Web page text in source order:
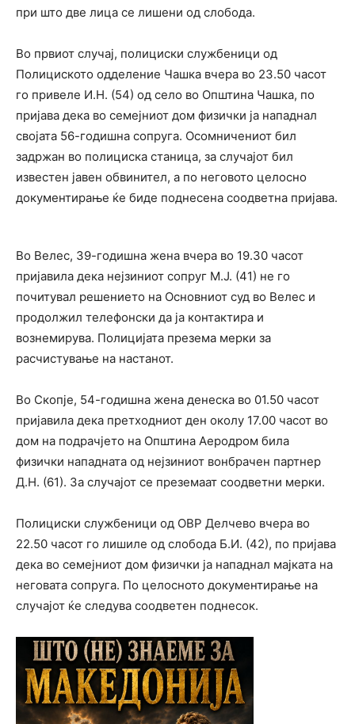
при што две лица се лишени од слобода.
Во првиот случај, полициски службеници од
Полициското одделение Чашка вчера во 23.50 часот
го привеле И.Н. (54) од село во Општина Чашка, по
пријава дека во семејниот дом физички ја нападнал
својата 56-годишна сопруга. Осомничениот бил
задржан во полициска станица, за случајот бил
известен јавен обвинител, а по неговото целосно
документирање ќе биде поднесена соодветна пријава.
Во Велес, 39-годишна жена вчера во 19.30 часот
пријавила дека нејзиниот сопруг М.Ј. (41) не го
почитувал решението на Основниот суд во Велес и
продолжил телефонски да ја контактира и
вознемирува. Полицијата презема мерки за
расчистување на настанот.
Во Скопје, 54-годишна жена денеска во 01.50 часот
пријавила дека претходниот ден околу 17.00 часот во
дом на подрачјето на Општина Аеродром била
физички нападната од нејзиниот вонбрачен партнер
Д.Н. (61). За случајот се преземаат соодветни мерки.
Полициски службеници од ОВР Делчево вчера во
22.50 часот го лишиле од слобода Б.И. (42), по пријава
дека во семејниот дом физички ја нападнал мајката на
неговата сопруга. По целосното документирање на
случајот ќе следува соодветен поднесок.